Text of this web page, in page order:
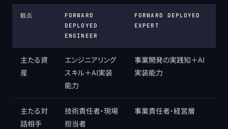
観点
FORWARD
DEPLOYED
ENGINEER
FORWARD DEPLOYED
EXPERT
主たる資
産
エンジニアリング
スキル＋AI実装
能力
事業開発の実践知＋AI
実装能力
主たる対
話相手
技術責任者・現場
担当者
事業責任者・経営層